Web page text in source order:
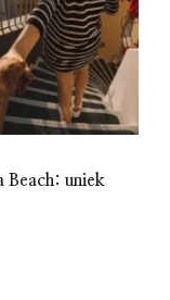
Beach: uniek